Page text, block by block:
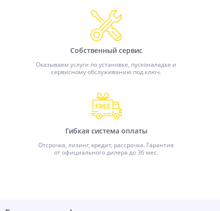
Собственный сервис
Оказываем услуги по установке, пусконаладке и
сервисному обслуживанию под ключ.
Гибкая система оплаты
Отсрочка, лизинг, кредит, рассрочка. Гарантия
от официального дилера до 36 мес.